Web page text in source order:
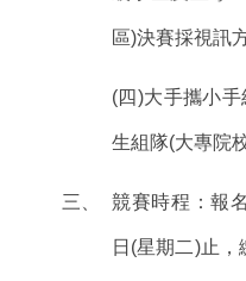
區)決賽採視訊
(四)大手攜小
生組隊(大專院
三、 競賽時程：報
日(星期二)止